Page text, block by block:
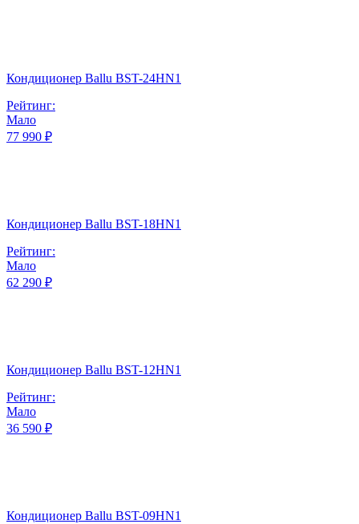
Кондиционер Ballu BST-24HN1
Рейтинг:
Мало
77 990 ₽
Кондиционер Ballu BST-18HN1
Рейтинг:
Мало
62 290 ₽
Кондиционер Ballu BST-12HN1
Рейтинг:
Мало
36 590 ₽
Кондиционер Ballu BST-09HN1